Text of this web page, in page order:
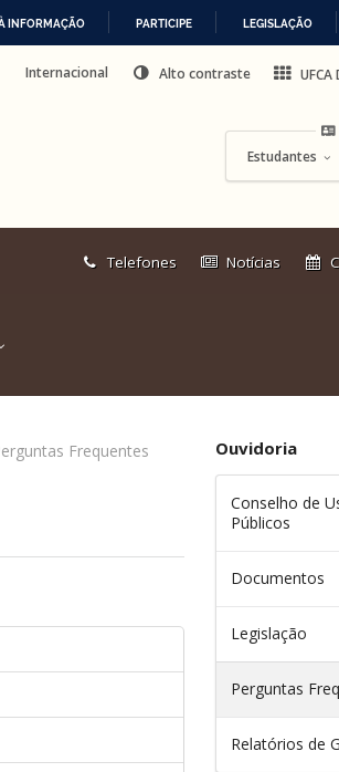
INFORMAÇÃO PARTICIPE LEGISLAÇÃO
Internacional Alto contraste
Estudantes
Link
Telefones Notícias
Frequentes Ouvidoria
Conselho de
Públicos
Documentos
Legislação
Perguntas
Relatórios de